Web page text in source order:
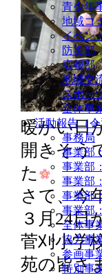
青少年
地域コ
イベン
防災部
広報部
地域交
スポー
全体事
活動報告（
事務局
事業部
事業部
事業部
事業部
事業部
全体事
協力事
参画事
特別事
暖かい日
開きそう
た
さて、今
３月24日
菅刈小学
苑の皆さ